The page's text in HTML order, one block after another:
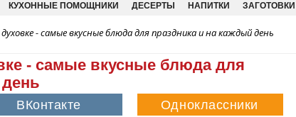
КУХОННЫЕ ПОМОЩНИКИ ДЕСЕРТЫ НАПИТКИ ЗАГОТОВКИ
- самые вкусные блюда для праздника и на каждый день
- самые вкусные блюда для